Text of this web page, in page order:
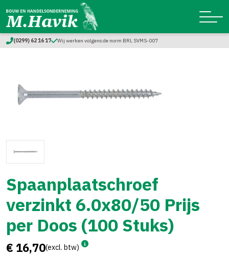
(0299) 62 16 17 Wij werken volgens de norm BRL SVMS-007
Spaanplaatschroef
verzinkt 6.0x80/50 Prijs
per Doos (100 Stuks)
€ 16,70(excl. btw)